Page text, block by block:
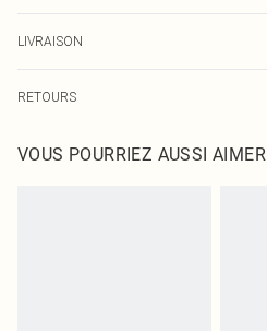
déteindre.
LIVRAISON
Livraison express France
Jusqu'à 2-3 jours ouvrables
RETOURS
pour nous retourner un article.
VOUS POURRIEZ AUSSI AIMER